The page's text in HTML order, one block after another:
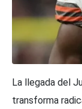
La llegada del
transforma